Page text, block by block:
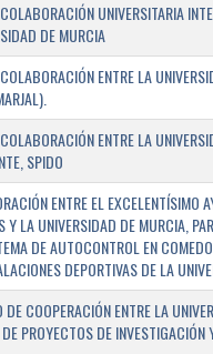
UNIVERSITARIA
DE MURCIA
ENTRE LA
ENTRE LA
SPIDO
ENTRE EL EXCELENTÍSIMO
Y LA UNIVERSIDAD DE MURCIA,
DE AUTOCONTROL EN
DEPORTIVAS DE LA
DE COOPERACIÓN ENTRE LA
PROYECTOS DE